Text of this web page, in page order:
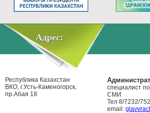
Адрес:
Республика Казахстан
ВКО, г.Усть-Каменогорск,
пр.Абая 18
специалист
СМИ
Тел 8/7232/
email: